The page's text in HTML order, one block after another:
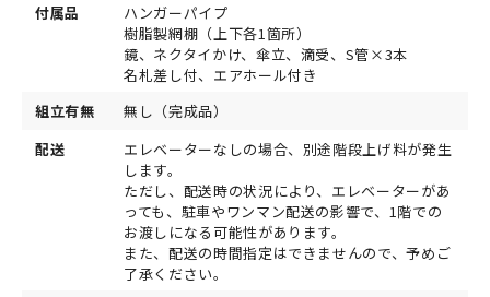
付属品
ハンガーパイプ
樹脂製網棚（上下各1箇所）
鏡、ネクタイかけ、傘立、滴受、S管×3本
名札差し付、エアホール付き
組立有無
無し（完成品）
配送
エレベーターなしの場合、別途階段上げ料が発生
します。
ただし、配送時の状況により、エレベーターがあ
っても、駐車やワンマン配送の影響で、1階での
お渡しになる可能性があります。
また、配送の時間指定はできませんので、予めご
了承ください。